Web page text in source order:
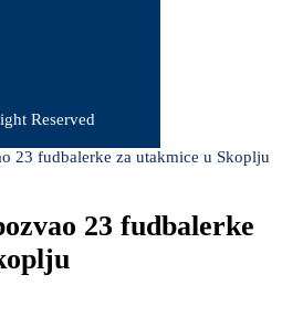
Reserved
23 fudbalerke za utakmice u Skoplju
23 fudbalerke